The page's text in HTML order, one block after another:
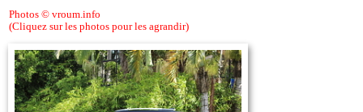
Photos © vroum.info
(Cliquez sur les photos pour les agrandir)